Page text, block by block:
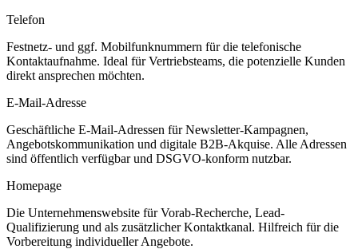
Telefon
Festnetz- und ggf. Mobilfunknummern für die telefonische
Kontaktaufnahme. Ideal für Vertriebsteams, die potenzielle Kunden
direkt ansprechen möchten.
E-Mail-Adresse
Geschäftliche E-Mail-Adressen für Newsletter-Kampagnen,
Angebotskommunikation und digitale B2B-Akquise. Alle Adressen
sind öffentlich verfügbar und DSGVO-konform nutzbar.
Homepage
Die Unternehmenswebsite für Vorab-Recherche, Lead-
Qualifizierung und als zusätzlicher Kontaktkanal. Hilfreich für die
Vorbereitung individueller Angebote.